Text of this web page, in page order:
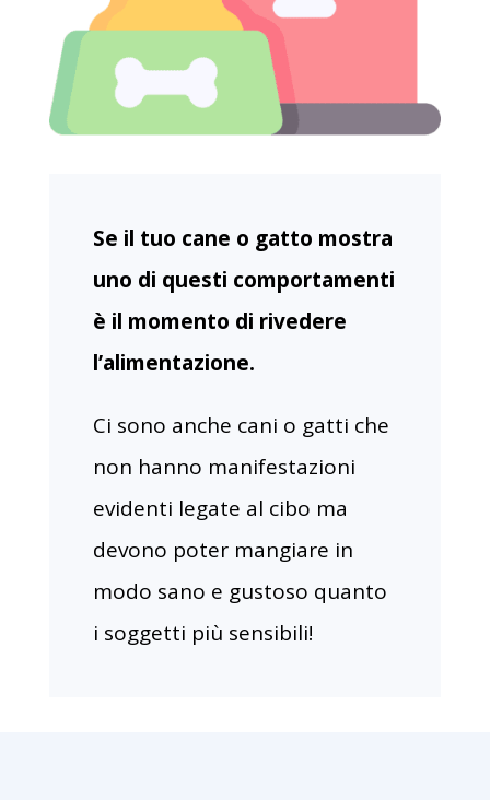
Se il tuo cane o gatto mostra
uno di questi comportamenti
è il momento di rivedere
l’alimentazione.
Ci sono anche cani o gatti che
non hanno manifestazioni
evidenti legate al cibo ma
devono poter mangiare in
modo sano e gustoso quanto
i soggetti più sensibili!